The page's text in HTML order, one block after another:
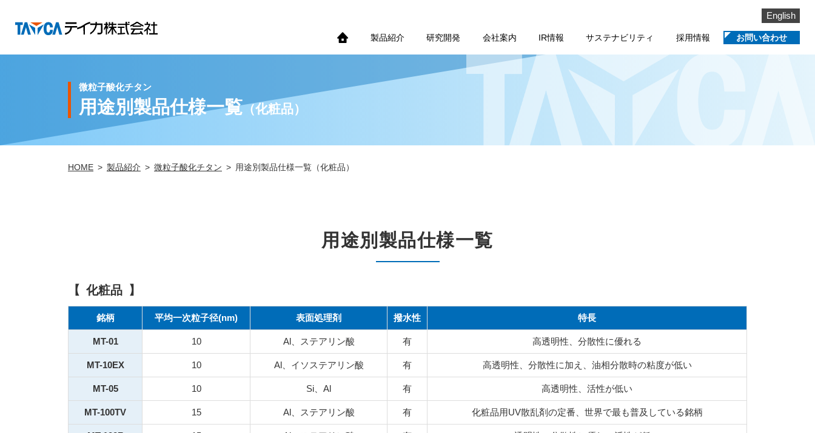
製品紹介 研究開発 会社案内 IR情報 サステナビリティ 採用情報 お問い合わせ
English
微粒子酸化チタン
用途別製品仕様一覧（化粧品）
HOME 製品紹介 微粒子酸化チタン 用途別製品仕様一覧（化粧品）
用途別製品仕様一覧
化粧品
銘柄 平均一次粒子径(nm) 表面処理剤 撥水性 特長
MT-01 10 Al、ステアリン酸 有 高透明性、分散性に優れる
MT-10EX 10 Al、イソステアリン酸 有 高透明性、分散性に加え、油相分散時の粘度が低い
MT-05 10 Si、Al 有 高透明性、活性が低い
MT-100TV 15 Al、ステアリン酸 有 化粧品用UV散乱剤の定番、世界で最も普及している銘柄